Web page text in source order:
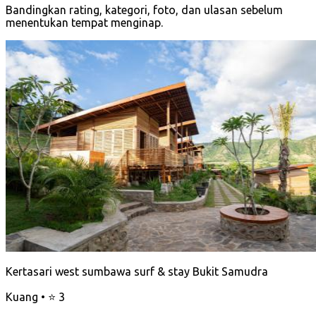
Bandingkan rating, kategori, foto, dan ulasan sebelum
menentukan tempat menginap.
Kertasari west sumbawa surf & stay Bukit Samudra
Kuang • ⭐ 3